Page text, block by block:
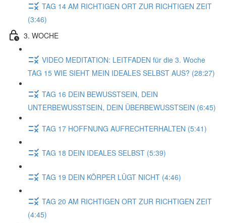
TAG 14 AM RICHTIGEN ORT ZUR RICHTIGEN ZEIT
(3:46)
3. WOCHE
VIDEO MEDITATION: LEITFADEN für die 3. Woche
TAG 15 WIE SIEHT MEIN IDEALES SELBST AUS? (28:27)
TAG 16 DEIN BEWUSSTSEIN, DEIN
UNTERBEWUSSTSEIN, DEIN ÜBERBEWUSSTSEIN (6:45)
TAG 17 HOFFNUNG AUFRECHTERHALTEN (5:41)
TAG 18 DEIN IDEALES SELBST (5:39)
TAG 19 DEIN KÖRPER LÜGT NICHT (4:46)
TAG 20 AM RICHTIGEN ORT ZUR RICHTIGEN ZEIT
(4:45)